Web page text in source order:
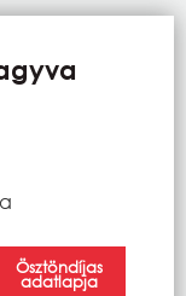
Ösztöndíjas
adatlapja